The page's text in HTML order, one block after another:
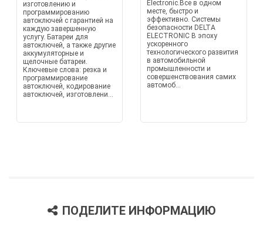
изготовлению и
программированию
автоключей с гарантией на
каждую завершенную
услугу. Батареи для
автоключей, а также другие
аккумуляторные и
щелочные батареи.
Ключевые слова: резка и
программирование
автоключей, кодирование
автоключей, изготовлени...
Electronic.Все в одном
месте, быстро и
эффективно. Системы
безопасности DELTA
ELECTRONIC В эпоху
ускоренного
технологического развития
в автомобильной
промышленности и
совершенствования самих
автомоб...
ПОДЕЛИТЕ ИНФОРМАЦИЮ